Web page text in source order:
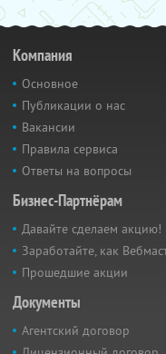
Компания
Основное
Публикации о нас
Вакансии
Правила сервиса
Ответы на вопросы
Бизнес-Партнёрам
Давайте сделаем акцию!
Заработайте, как
Прошедшие акции
Документы
Агентский договор